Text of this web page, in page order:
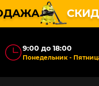
9:00 до 18:00
Понедельник -